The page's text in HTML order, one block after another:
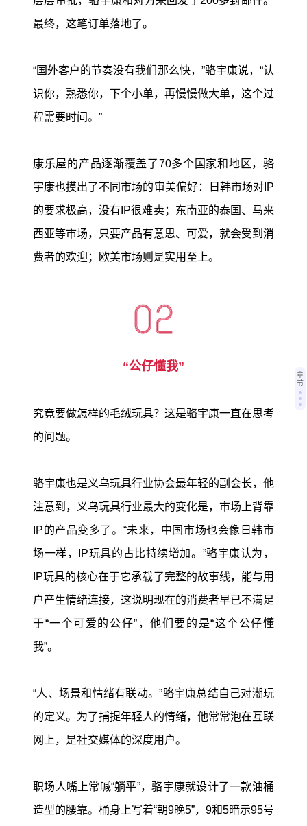
最终，这笔订单落地了。
“国外客户的节奏没有我们那么快，”骆宇康说，“认
识你，熟悉你，下个小单，再慢慢做大单，这个过
程需要时间。”
康乐屋的产品逐渐覆盖了70多个国家和地区，骆
宇康也摸出了不同市场的审美偏好：日韩市场对IP
的要求极高，没有IP很难卖；东南亚的泰国、马来
西亚等市场，只要产品有意思、可爱，就会受到消
费者的欢迎；欧美市场则是实用至上。
“公仔懂我”
究竟要做怎样的毛绒玩具？这是骆宇康一直在思考
的问题。
骆宇康也是义乌玩具行业协会最年轻的副会长，他
注意到，义乌玩具行业最大的变化是，市场上背靠
IP的产品变多了。“未来，中国市场也会像日韩市
场一样，IP玩具的占比持续增加。”骆宇康认为，
IP玩具的核心在于它承载了完整的故事线，能与用
户产生情绪连接，这说明现在的消费者早已不满足
于“一个可爱的公仔”，他们要的是“这个公仔懂
我”。
“人、场景和情绪有联动。”骆宇康总结自己对潮玩
的定义。为了捕捉年轻人的情绪，他常常泡在互联
网上，是社交媒体的深度用户。
职场人嘴上常喊“躺平”，骆宇康就设计了一款油桶
造型的腰靠。桶身上写着“朝9晚5”，9和5暗示95号
章
节